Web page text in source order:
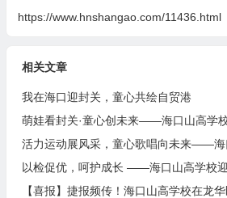
https://www.hnshangao.com/11436.html
相关文章
我在海口迎封关，童心共绘自贸港
以检促优，呵护成长 ——海口山高学校迎
【喜报】捷报频传！海口山高学校在龙